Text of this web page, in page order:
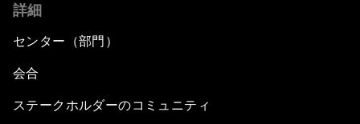
詳細
センター（部門）
会合
ステークホルダーのコミュニティ